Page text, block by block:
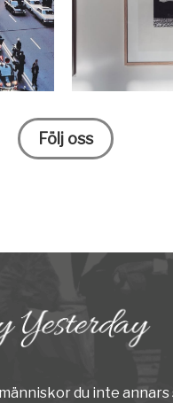
Följ oss
du inte